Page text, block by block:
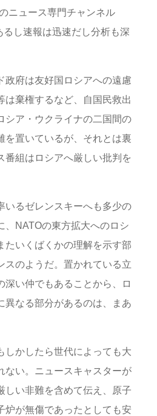
ニュース専門チャンネル
るし速報は迅速だし分析も深
政府は友好国ロシアへの遠慮
は棄権するなど、自国民救出
シア・ウクライナの二国間の
を置いているが、それとは裏
番組はロシアへ厳しい批判を
いるゼレンスキーへも多少の
、NATOの東方拡大へのロシ
たいくばくかの理解を示す部
スのようだ。置かれている立
深い仲でもあることから、ロ
異なる部分があるのは、まあ
しかしたら世代によっても大
ない。ニュースキャスターが
しい非難を含めて伝え、原子
炉が無傷であったとしても安